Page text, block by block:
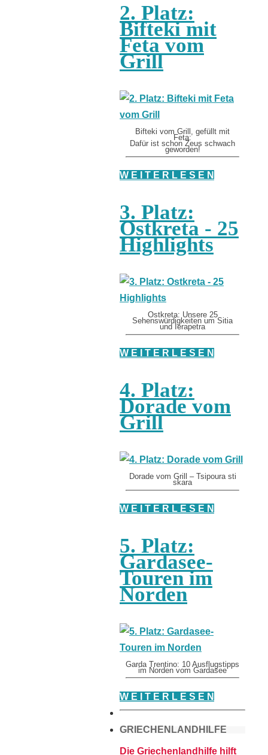
2. Platz:
Bifteki mit
Feta vom
Grill
Bifteki vom Grill, gefüllt mit
Feta:
Dafür ist schon Zeus schwach
geworden!
W E I T E R L E S E N
3. Platz:
Ostkreta - 25
Highlights
Ostkreta: Unsere 25
Sehenswürdigkeiten um Sitia
und Ierapetra
W E I T E R L E S E N
4. Platz:
Dorade vom
Grill
Dorade vom Grill – Tsipoura sti
skara
W E I T E R L E S E N
5. Platz:
Gardasee-
Touren im
Norden
Garda Trentino: 10 Ausflugstipps
im Norden vom Gardasee
W E I T E R L E S E N
GRIECHENLANDHILFE
Die Griechenlandhilfe hilft